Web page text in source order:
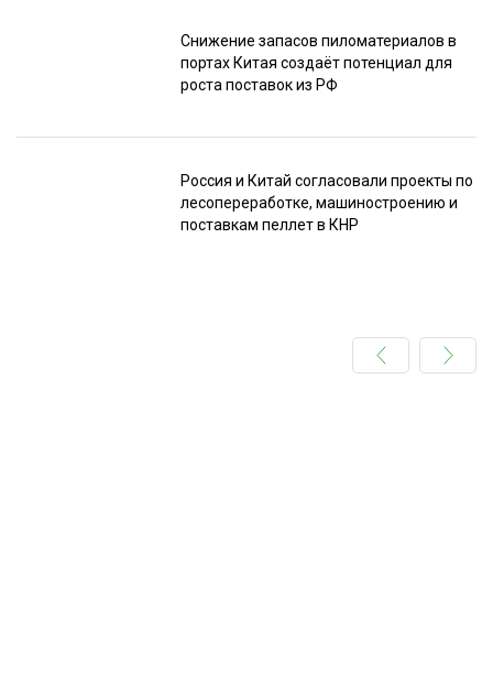
Снижение запасов пиломатериалов в
портах Китая создаёт потенциал для
роста поставок из РФ
Россия и Китай согласовали проекты по
лесопереработке, машиностроению и
поставкам пеллет в КНР